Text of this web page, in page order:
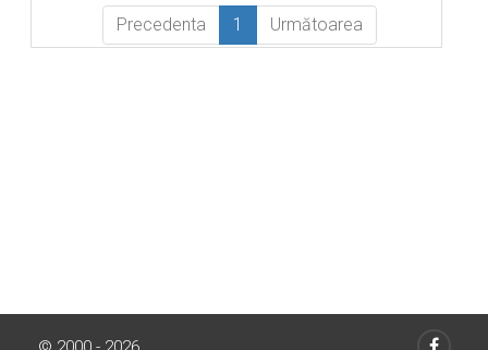
Precedenta 1 Următoarea